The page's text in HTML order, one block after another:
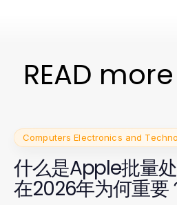
READ
Computers Electronics and
什么是Apple批量
在2026年为何重要